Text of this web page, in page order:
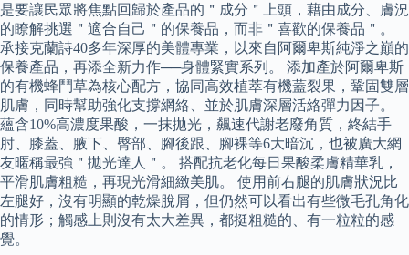
是要讓民眾將焦點回歸於產品的＂成分＂上頭，藉由成分、膚況
的瞭解挑選＂適合自己＂的保養品，而非＂喜歡的保養品＂。
承接克蘭詩40多年深厚的美體專業，以來自阿爾卑斯純淨之巔的
保養產品，再添全新力作──身體緊實系列。 添加產於阿爾卑斯
的有機蜂鬥草為核心配方，協同高效植萃有機蓋裂果，鞏固雙層
肌膚，同時幫助強化支撐網絡、並於肌膚深層活絡彈力因子。
蘊含10%高濃度果酸，一抹拋光，飆速代謝老廢角質，終結手
肘、膝蓋、腋下、臀部、腳後跟、腳裸等6大暗沉，也被廣大網
友暱稱最強＂拋光達人＂。 搭配抗老化每日果酸柔膚精華乳，
平滑肌膚粗糙，再現光滑細緻美肌。 使用前右腿的肌膚狀況比
左腿好，沒有明顯的乾燥脫屑，但仍然可以看出有些微毛孔角化
的情形；觸感上則沒有太大差異，都挺粗糙的、有一粒粒的感
覺。